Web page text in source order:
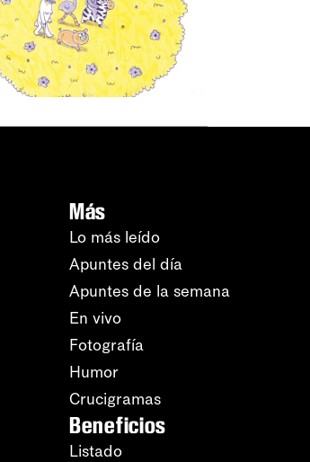
Más
Lo más leído
Apuntes del día
Apuntes de la semana
En vivo
Fotografía
Humor
Crucigramas
Beneficios
Listado